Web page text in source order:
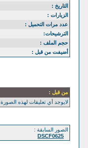
التاريخ :
الزيارات :
عدد مرات التحميل :
الترشيحات:
حجم الملف :
أضيفت من قبل :
من قبل :
لايوجد أي تعليقات لهذه الصورة
الصور السابقة :
DSCF0625